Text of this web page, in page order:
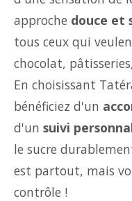
approche douce et
tous ceux qui
chocolat,
En choisissant
bénéficiez d'un
d'un suivi
le sucre
est partout, mais
contrôle !